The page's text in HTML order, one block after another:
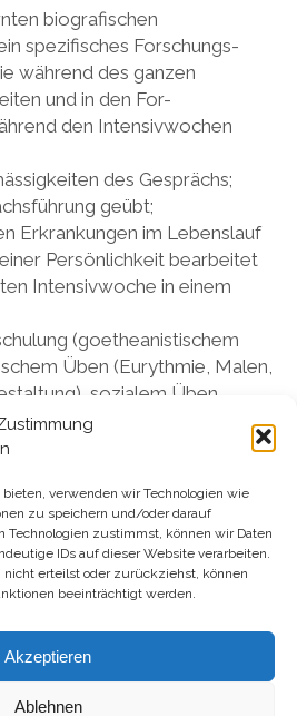
verwenden wir Technologien wie
zu speichern und/oder darauf
zustimmst, können wir Daten
IDs auf dieser Website verarbeiten.
erteilst oder zurückziehst, können
beeinträchtigt werden.
Akzeptieren
Ablehnen
biografischen
spezifisches Forschungs-
während des ganzen
und in den For-
den Intensivwochen
des Gesprächs;
geübt;
Erkrankungen im Lebenslauf
Persönlichkeit bearbeitet
Intensivwoche in einem
(goetheanistischem
Üben (Eurythmie, Malen,
sozialem Üben
der Philosophie der Freiheit;
Studium ihre eigene Biografie
Grundlagen
Studiengruppen mit
über ihre individuelle
Ergebnisse ausgetauscht;